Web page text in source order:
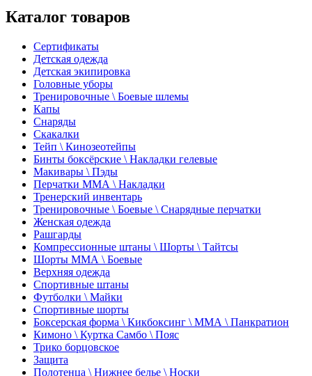
Каталог товаров
Сертификаты
Детская одежда
Детская экипировка
Головные уборы
Тренировочные \ Боевые шлемы
Капы
Снаряды
Скакалки
Тейп \ Кинозеотейпы
Бинты боксёрские \ Накладки гелевые
Макивары \ Пэды
Перчатки ММА \ Накладки
Тренерский инвентарь
Тренировочные \ Боевые \ Снарядные перчатки
Женская одежда
Рашгарды
Компрессионные штаны \ Шорты \ Тайтсы
Шорты ММА \ Боевые
Верхняя одежда
Спортивные штаны
Футболки \ Майки
Спортивные шорты
Боксерская форма \ Кикбоксинг \ ММА \ Панкратион
Кимоно \ Куртка Самбо \ Пояс
Трико борцовское
Защита
Полотенца \ Нижнее белье \ Носки